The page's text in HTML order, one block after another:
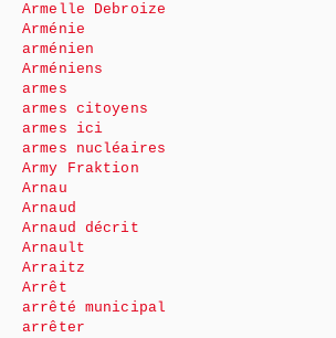
Armelle Debroize
Arménie
arménien
Arméniens
armes
armes citoyens
armes ici
armes nucléaires
Army Fraktion
Arnau
Arnaud
Arnaud décrit
Arnault
Arraitz
Arrêt
arrêté municipal
arrêter